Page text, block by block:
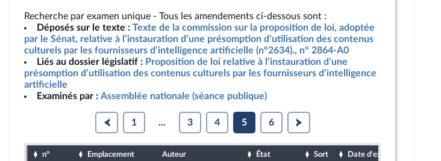
Recherche par examen unique - Tous les amendements ci-dessous sont :
Déposés sur le texte : Texte de la commission sur la proposition de loi, adoptée
par le Sénat, relative à l’instauration d’une présomption d’utilisation des contenus
culturels par les fournisseurs d’intelligence artificielle (n°2634)., n° 2864-A0
Liés au dossier législatif : Proposition de loi relative à l’instauration d’une
présomption d’utilisation des contenus culturels par les fournisseurs d’intelligence
artificielle
Examinés par : Assemblée nationale (séance publique)
1 ... 3 4 5 6
n° Emplacement Auteur État Sort Date d'examen Date